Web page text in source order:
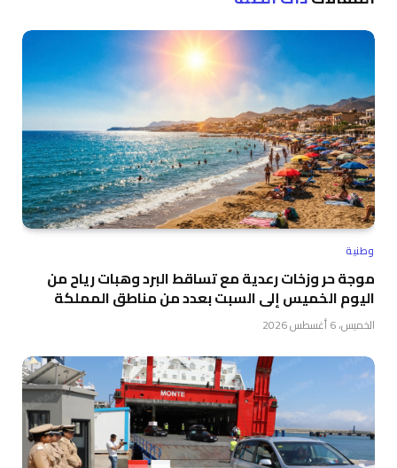
وطنية
موجة حر وزخات رعدية مع تساقط البرد وهبات رياح من
اليوم الخميس إلى السبت بعدد من مناطق المملكة
الخميس، 6 أغسطس 2026